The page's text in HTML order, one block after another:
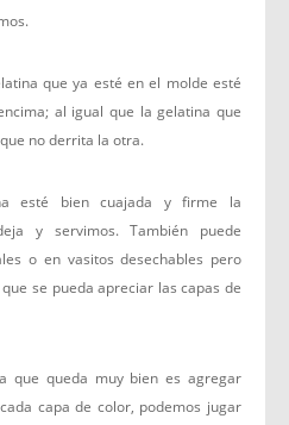
que ya esté en el molde esté
al igual que la gelatina que
no derrita la otra.
esté bien cuajada y firme la
y servimos. También puede
o en vasitos desechables pero
se pueda apreciar las capas de
que queda muy bien es agregar
capa de color, podemos jugar